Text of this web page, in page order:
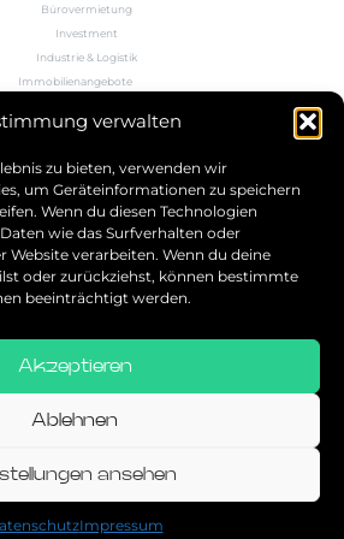
verwalten
zu bieten, verwenden wir
um Geräteinformationen zu speichern
Wenn du diesen Technologien
wie das Surfverhalten oder
Website verarbeiten. Wenn du deine
oder zurückziehst, können bestimmte
beeinträchtigt werden.
Akzeptieren
Ablehnen
ansehen
Impressum
Bürovermietung
Investment
Industrie & Logistik
Immobilienangebote
Wissen
5.0
Service
von: Trustindex
Geschäftsbedingungen